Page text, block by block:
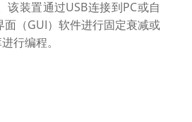
装置通过USB连接到PC或自
（GUI）软件进行固定衰减或
行编程。